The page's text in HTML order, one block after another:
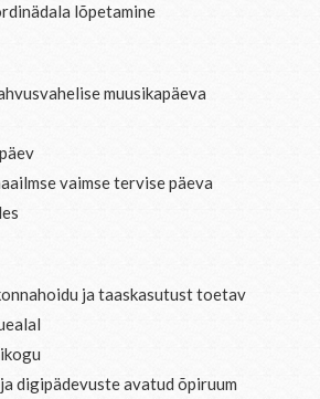
lõpetamine
muusikapäeva
vaimse tervise päeva
ja taaskasutust toetav
digipädevuste avatud õpiruum